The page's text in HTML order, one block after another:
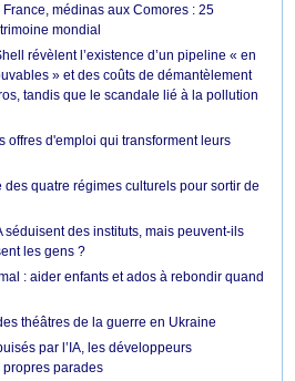
médinas aux Comores : 25
mondial
révèlent l’existence d’un pipeline « en
» et des coûts de démantèlement
tandis que le scandale lié à la pollution
offres d'emploi qui transforment leurs
quatre régimes culturels pour sortir de
séduisent des instituts, mais peuvent-ils
les gens ?
: aider enfants et ados à rebondir quand
théâtres de la guerre en Ukraine
par l’IA, les développeurs
parades